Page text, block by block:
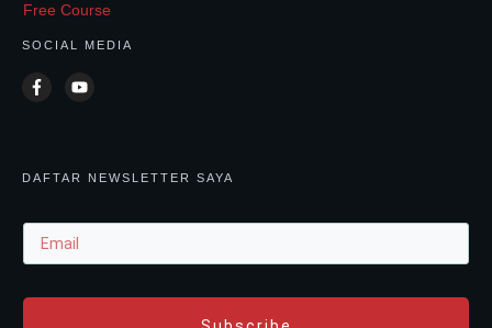
Free Course
SOCIAL MEDIA
DAFTAR NEWSLETTER SAYA